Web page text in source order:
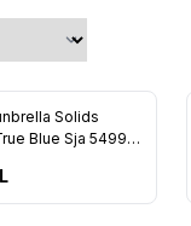
Ekle
Solids
Sja 5499